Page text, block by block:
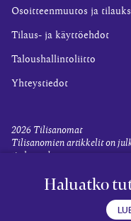
Osoitteenmuutos ja
Tilaus- ja käyttöehdot
Taloushallintoliitto
Yhteystiedot
2026 Tilisanomat
Tilisanomien artikkelit on
tiedon valossa.
EvästevalinnatHaluatko